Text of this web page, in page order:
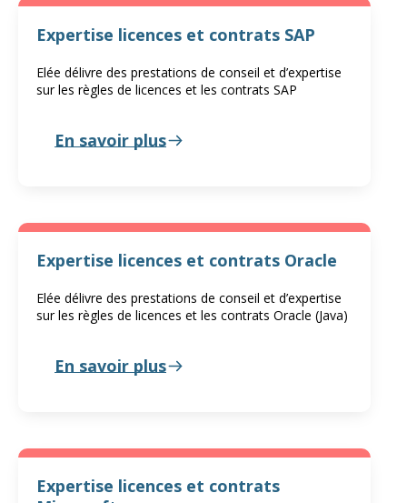
Expertise licences et contrats SAP
Elée délivre des prestations de conseil et d’expertise
sur les règles de licences et les contrats SAP
En savoir plus
Expertise licences et contrats Oracle
Elée délivre des prestations de conseil et d’expertise
sur les règles de licences et les contrats Oracle (Java)
En savoir plus
Expertise licences et contrats